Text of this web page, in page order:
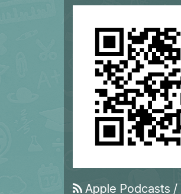
Apple Podcasts /